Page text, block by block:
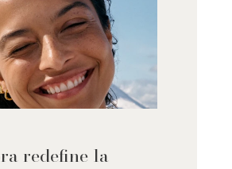
redefine la